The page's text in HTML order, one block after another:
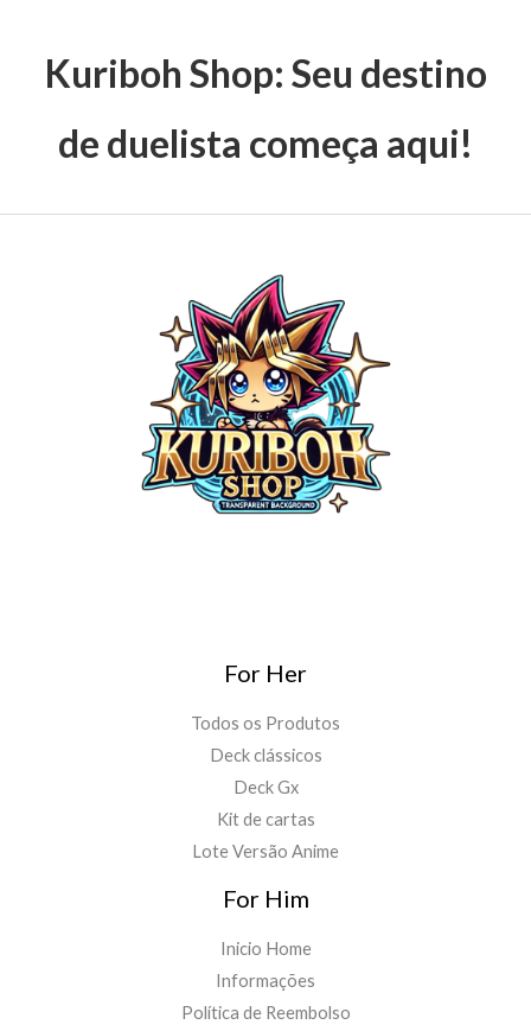
Kuriboh Shop: Seu destino
de duelista começa aqui!
For Her
Todos os Produtos
Deck clássicos
Deck Gx
Kit de cartas
Lote Versão Anime
For Him
Inicio Home
Informações
Política de Reembolso